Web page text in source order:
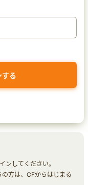
ンしてください。
方は、CFからはじまる